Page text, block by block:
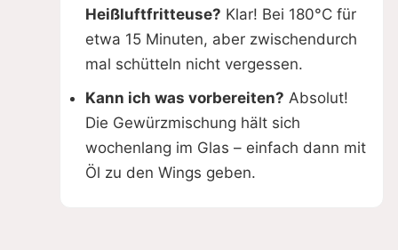
Heißluftfritteuse? Klar! Bei 180°C für
etwa 15 Minuten, aber zwischendurch
mal schütteln nicht vergessen.
Kann ich was vorbereiten? Absolut!
Die Gewürzmischung hält sich
wochenlang im Glas – einfach dann mit
Öl zu den Wings geben.